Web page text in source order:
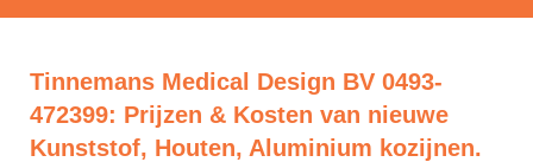
Tinnemans Medical Design BV 0493-
472399: Prijzen & Kosten van nieuwe
Kunststof, Houten, Aluminium kozijnen.